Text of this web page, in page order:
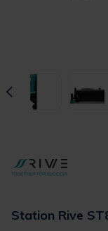
Station Rive